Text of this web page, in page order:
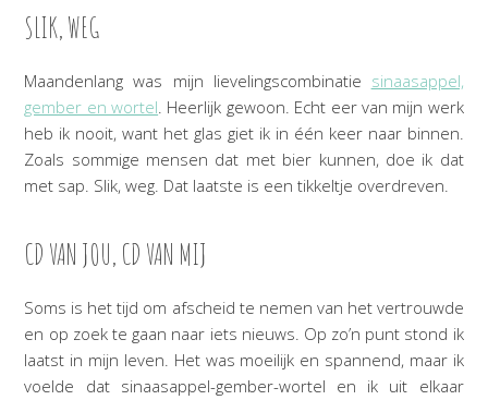
SLIK, WEG
Maandenlang was mijn lievelingscombinatie sinaasappel,
gember en wortel. Heerlijk gewoon. Echt eer van mijn werk
heb ik nooit, want het glas giet ik in één keer naar binnen.
Zoals sommige mensen dat met bier kunnen, doe ik dat
met sap. Slik, weg. Dat laatste is een tikkeltje overdreven.
CD VAN JOU, CD VAN MIJ
Soms is het tijd om afscheid te nemen van het vertrouwde
en op zoek te gaan naar iets nieuws. Op zo’n punt stond ik
laatst in mijn leven. Het was moeilijk en spannend, maar ik
voelde dat sinaasappel-gember-wortel en ik uit elkaar